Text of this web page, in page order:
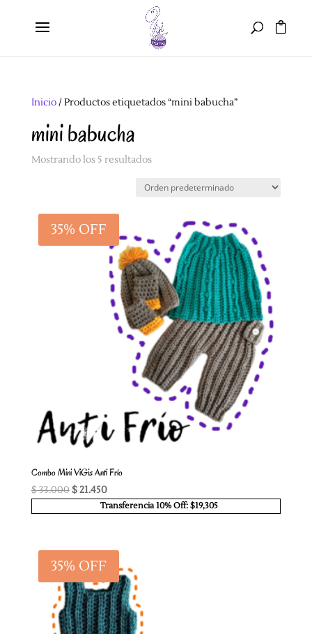
Inicio/ Productos etiquetados “mini babucha”
mini babucha
Mostrando los 5 resultados
35% OFF
Combo Mini ViGis Anti Frío
$33.000El
$ 33.000.
$21.450El
precio
$ 21.450.
Transferencia 10% Off: $19,305
35% OFF